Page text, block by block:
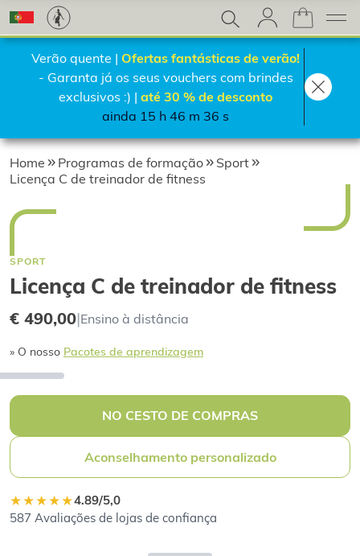
Verão quente |Ofertas fantásticas de verão!
- Garanta já os seus vouchers com brindes
exclusivos :) |até 30 % de desconto
ainda 15 h 46 m 35 s
Home Programas de formação
Sport
Licença C de treinador de fitness
SPORT
Licença C de treinador de fitness
€ 490,00|Ensino à distância
» O nosso Pacotes de aprendizagem
NO CESTO DE COMPRAS
Aconselhamento personalizado
★★★★★4.89/5,0
587 Avaliações de lojas de confiança